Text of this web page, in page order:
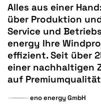
Alles aus einer
über Produktion
Service und
energy Ihre
effizient. Seit über
einer nachhaltigen
auf Premiumqualität
eno energy GmbH